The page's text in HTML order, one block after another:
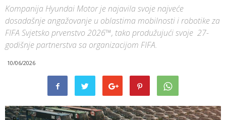
Kompanija Hyundai Motor je najavila svoje najveće
dosadašnje angažovanje u oblastima mobilnosti i robotike za
FIFA Svjetsko prvenstvo 2026™, tako produžujući svoje 27-
godišnje partnerstva sa organizacijom FIFA.
10/06/2026